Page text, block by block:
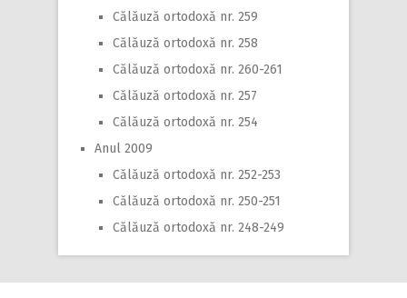
Călăuză ortodoxă nr. 259
Călăuză ortodoxă nr. 258
Călăuză ortodoxă nr. 260-261
Călăuză ortodoxă nr. 257
Călăuză ortodoxă nr. 254
Anul 2009
Călăuză ortodoxă nr. 252-253
Călăuză ortodoxă nr. 250-251
Călăuză ortodoxă nr. 248-249